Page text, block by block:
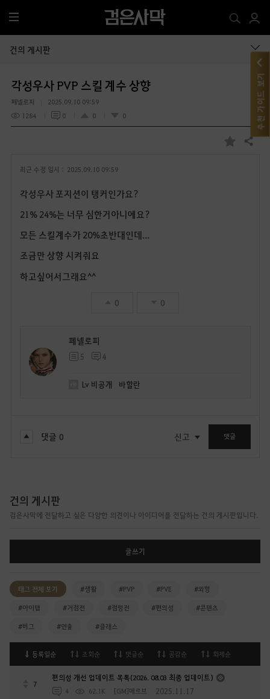
전
체
메
건의 게시판
각성우사 PVP 스킬 계수 상향
페넬로피
2025.09.10 09:59
1284
0 0 0
즐
공유하기
최근 수정 일시 : 2025.09.10 09:59
각성우사 포지션이 탱커인가요?
21% 24%는 너무 심한거아니에요?
모든 스킬계수가 20%초반대인데...
조금만 상향 시켜줘요
하고싶어서그래요^^
0 0
페넬로피
5 4
Lv 비공개 바할란
댓글 0 신고 댓글
건의 게시판
검은사막에 전달하고 싶은 다양한 의견이나 아이디어를 전달하는 건의 게시판입니다.
글쓰기
태그 전체 보기 #생활 #PVP #PVE #외형
#아이템 #거점전 #점령전 #편의성 #콘텐츠
#버그 #연출 #클래스
등록일순 조회순 댓글순 공감순 화제순
7
편의성 개선 업데이트 목록(2026. 08.03 최종 업데이트)
4 62.1K [GM]메르브 2025.11.17
추천 가이드 보기